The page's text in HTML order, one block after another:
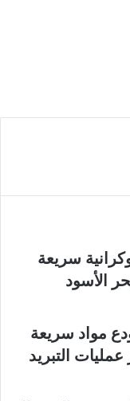
3 زوارق أوكرانية سريعة
الأسود
مواد سريعة
التبريد